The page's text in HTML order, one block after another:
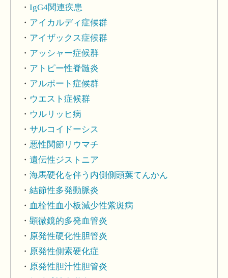
IgG4関連疾患
アイカルディ症候群
アイザックス症候群
アッシャー症候群
アトピー性脊髄炎
アルポート症候群
ウエスト症候群
ウルリッヒ病
サルコイドーシス
悪性関節リウマチ
遺伝性ジストニア
海馬硬化を伴う内側側頭葉てんかん
結節性多発動脈炎
血栓性血小板減少性紫斑病
顕微鏡的多発血管炎
原発性硬化性胆管炎
原発性側索硬化症
原発性胆汁性胆管炎